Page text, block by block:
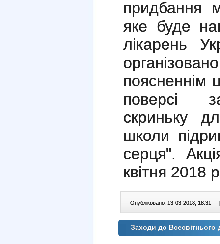
придбання
яке буде
лікарень
поясненнім
поверсі
скриньку
школи
серця".
квітня 2018
Опубліковано: 13-03-2018, 18:31 |
Заходи до Всесвітнього